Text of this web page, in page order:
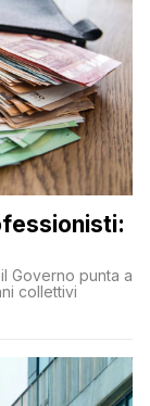
Governo punta a
collettivi